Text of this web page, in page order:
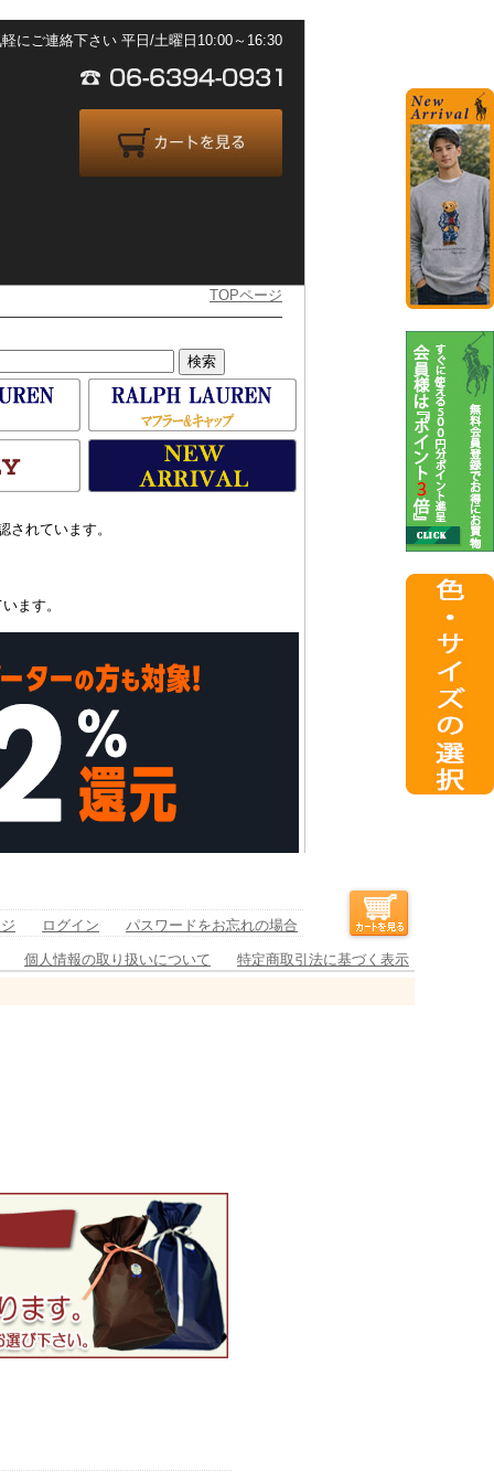
にご連絡下さい 平日/土曜日10:00～16:30
TOPページ
れています。
ます。
ログイン パスワードをお忘れの場合
個人情報の取り扱いについて 特定商取引法に基づく表示